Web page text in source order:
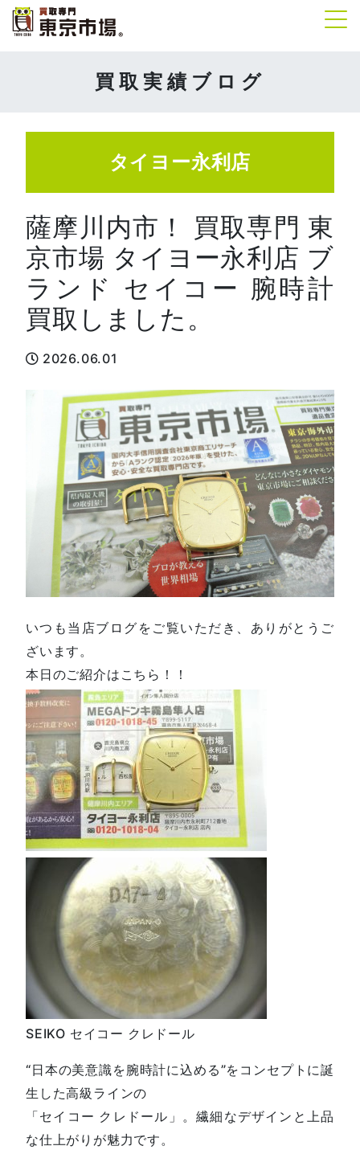
買取実績ブログ
タイヨー永利店
薩摩川内市！ 買取専門 東
京市場 タイヨー永利店 ブ
ランド セイコー 腕時計
買取しました。
2026.06.01
いつも当店ブログをご覧いただき、ありがとうご
ざいます。
本日のご紹介はこちら！！
SEIKO セイコー クレドール
“日本の美意識を腕時計に込める”をコンセプトに誕
生した高級ラインの
「セイコー クレドール」。繊細なデザインと上品
な仕上がりが魅力です。